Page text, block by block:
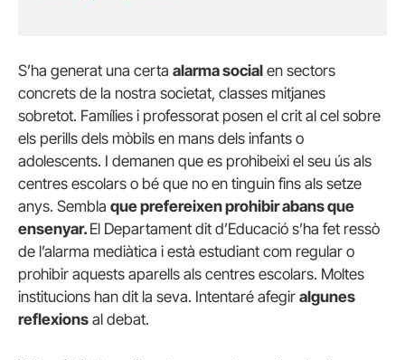
S’ha generat una certa alarma social en sectors
concrets de la nostra societat, classes mitjanes
sobretot. Famílies i professorat posen el crit al cel sobre
els perills dels mòbils en mans dels infants o
adolescents. I demanen que es prohibeixi el seu ús als
centres escolars o bé que no en tinguin fins als setze
anys. Sembla que prefereixen prohibir abans que
ensenyar. El Departament dit d’Educació s’ha fet ressò
de l’alarma mediàtica i està estudiant com regular o
prohibir aquests aparells als centres escolars. Moltes
institucions han dit la seva. Intentaré afegir algunes
reflexions al debat.